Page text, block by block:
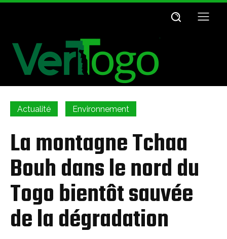
Actualité Environnement
La montagne Tchaa
Bouh dans le nord du
Togo bientôt sauvée
de la dégradation